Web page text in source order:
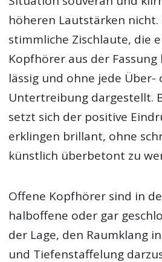
höheren Lautstärken nicht.
stimmliche Zischlaute, die
Kopfhörer aus der
lässig und ohne jede Über-
Untertreibung dargestellt.
setzt sich der positive
erklingen brillant, ohne
künstlich überbetont zu
Offene Kopfhörer sind in
halboffene oder gar
der Lage, den Raumklang
und Tiefenstaffelung